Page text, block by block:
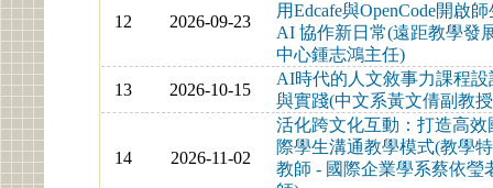
12 2026-09-23
用Edcafe與OpenCode開啟師
AI 協作新日常(遠距教學發
中心鍾志鴻主任)
13
2026-10-15
AI時代的人文敘事力課程設
與實踐(中文系黃文倩副教
14 2026-11-02
活化跨文化互動：打造高效
際學生溝通教學模式(教學
教師 - 國際企業學系蔡依瑩